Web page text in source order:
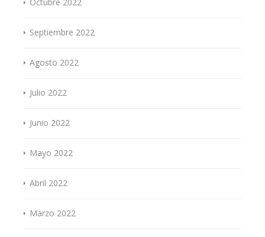
Septiembre 2022
Agosto 2022
Julio 2022
Junio 2022
Mayo 2022
Abril 2022
Marzo 2022